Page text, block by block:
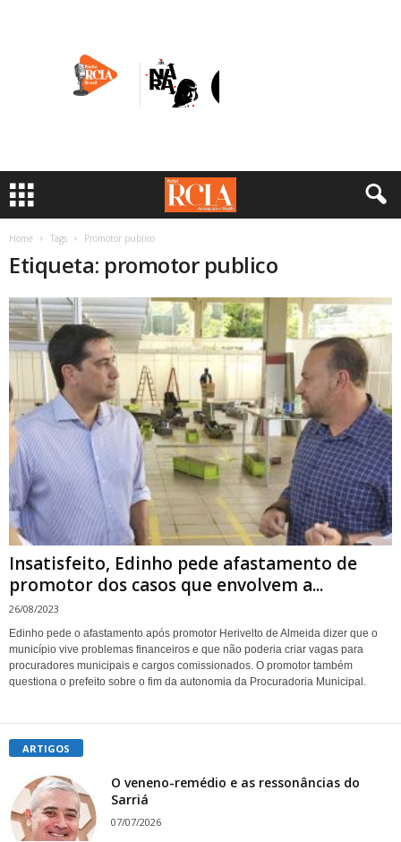
Home Tags Promotor publico
Etiqueta: promotor publico
Insatisfeito, Edinho pede afastamento de
promotor dos casos que envolvem a...
26/08/2023
Edinho pede o afastamento após promotor Herivelto de Almeida dizer que o
município vive problemas financeiros e que não poderia criar vagas para
procuradores municipais e cargos comissionados. O promotor também
questiona o prefeito sobre o fim da autonomia da Procuradoria Municipal.
ARTIGOS
O veneno-remédio e as ressonâncias do
Sarriá
07/07/2026